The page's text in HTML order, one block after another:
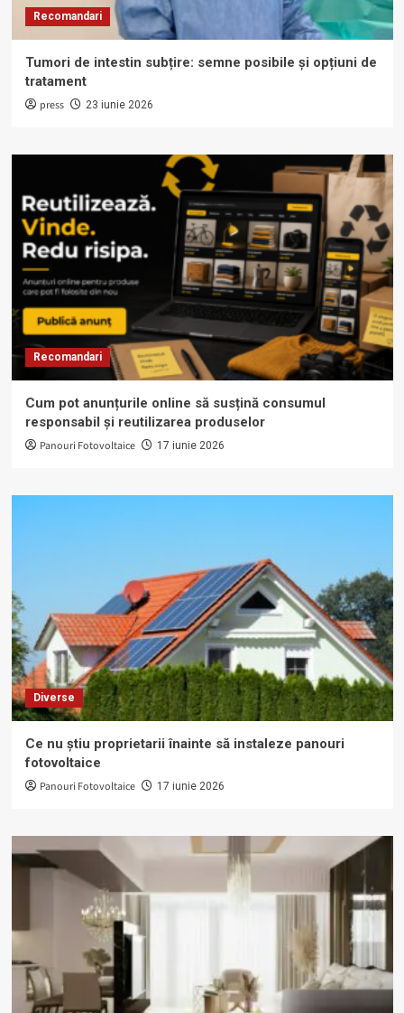
Recomandari
Tumori de intestin subțire: semne posibile și opțiuni de
tratament
press 23 iunie 2026
Recomandari
Cum pot anunțurile online să susțină consumul
responsabil și reutilizarea produselor
Panouri Fotovoltaice 17 iunie 2026
Diverse
Ce nu știu proprietarii înainte să instaleze panouri
fotovoltaice
Panouri Fotovoltaice 17 iunie 2026